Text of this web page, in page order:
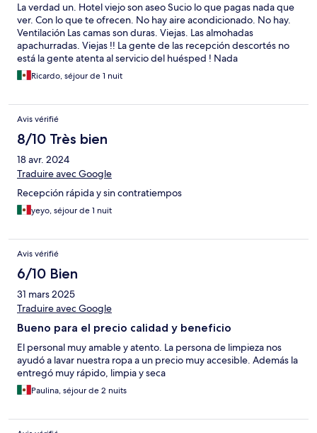
La verdad un. Hotel viejo son aseo Sucio lo que pagas nada que
ver. Con lo que te ofrecen. No hay aire acondicionado. No hay.
Ventilación Las camas son duras. Viejas. Las almohadas
apachurradas. Viejas !! La gente de las recepción descortés no
está la gente atenta al servicio del huésped ! Nada
recomendable!!!!
Ricardo, séjour de 1 nuit
Avis vérifié
8/10 Très bien
18 avr. 2024
Traduire avec Google
Recepción rápida y sin contratiempos
yeyo, séjour de 1 nuit
Avis vérifié
6/10 Bien
31 mars 2025
Traduire avec Google
Bueno para el precio calidad y beneficio
El personal muy amable y atento. La persona de limpieza nos
ayudó a lavar nuestra ropa a un precio muy accesible. Además la
entregó muy rápido, limpia y seca
Paulina, séjour de 2 nuits